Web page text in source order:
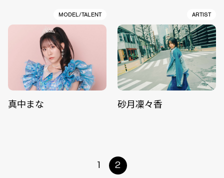
MODEL/TALENT
真中まな
ARTIST
砂月凜々香
1 2